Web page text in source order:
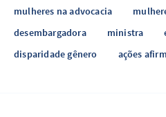
mulheres na advocacia
desembargadora
ministra
disparidade gênero
ações